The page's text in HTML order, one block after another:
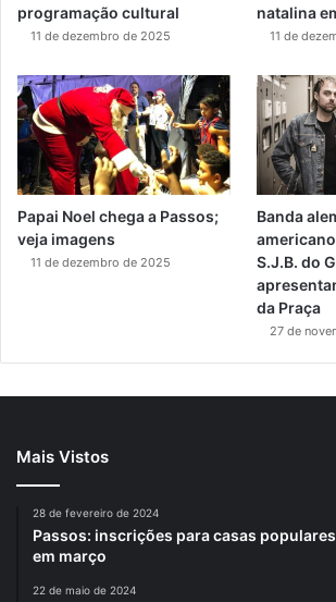
programação cultural
11 de dezembro de 2025
natalina
11 de
Papai Noel chega a Passos;
veja imagens
11 de dezembro de 2025
Banda
S.J.B. do
da Praça
27 de
Mais Vistos
28 de fevereiro de 2024
Passos: inscrições para casas
em março
22 de maio de 2024